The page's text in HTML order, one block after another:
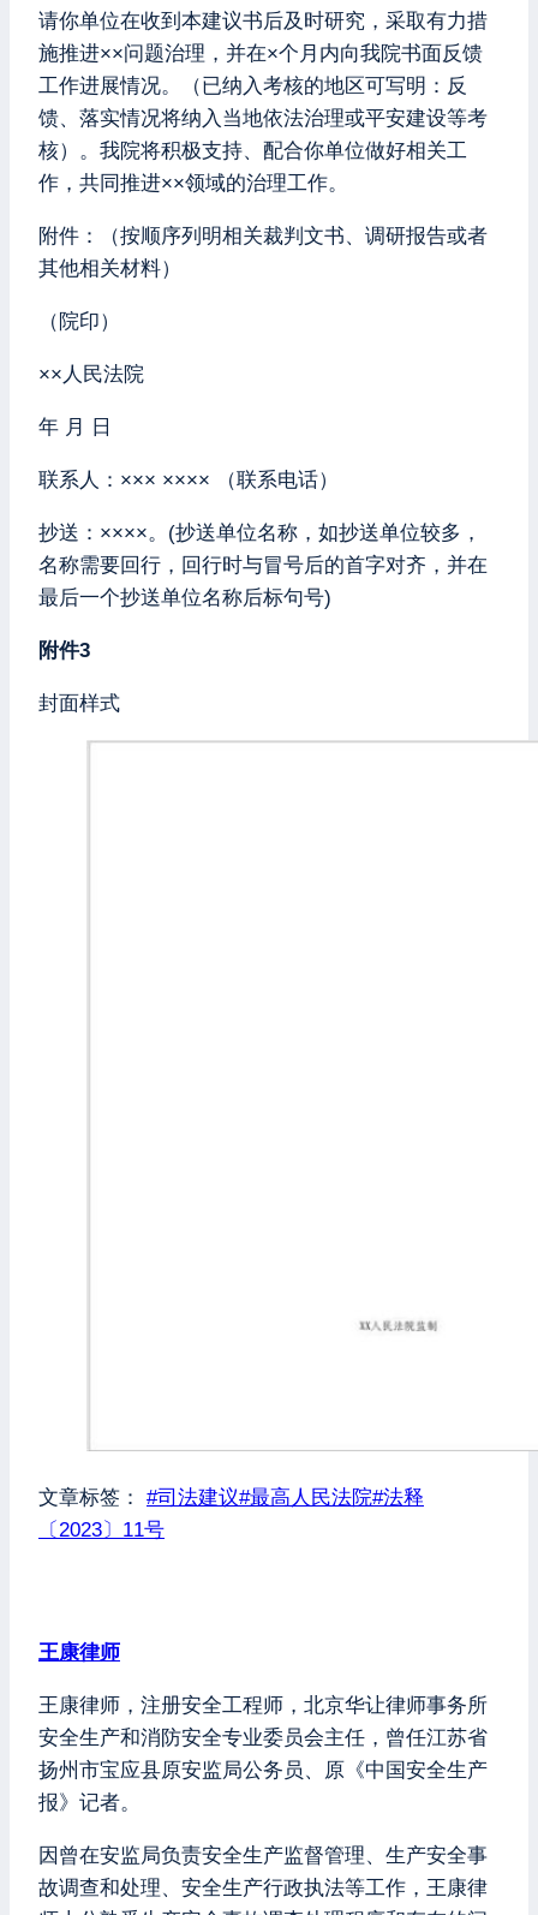
请你单位在收到本建议书后及时研究，采取有力措
施推进××问题治理，并在×个月内向我院书面反馈
工作进展情况。（已纳入考核的地区可写明：反
馈、落实情况将纳入当地依法治理或平安建设等考
核）。我院将积极支持、配合你单位做好相关工
作，共同推进××领域的治理工作。
附件：（按顺序列明相关裁判文书、调研报告或者
其他相关材料）
（院印）
××人民法院
年 月 日
联系人：××× ×××× （联系电话）
抄送：××××。(抄送单位名称，如抄送单位较多，
名称需要回行，回行时与冒号后的首字对齐，并在
最后一个抄送单位名称后标句号)
附件3
封面样式
文章标签： #司法建议#最高人民法院#法释
〔2023〕11号
王康律师
王康律师，注册安全工程师，北京华让律师事务所
安全生产和消防安全专业委员会主任，曾任江苏省
扬州市宝应县原安监局公务员、原《中国安全生产
报》记者。
因曾在安监局负责安全生产监督管理、生产安全事
故调查和处理、安全生产行政执法等工作，王康律